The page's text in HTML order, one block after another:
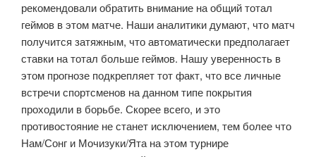
рекомендовали обратить внимание на общий тотал
геймов в этом матче. Наши аналитики думают, что матч
получится затяжным, что автоматически предполагает
ставки на тотал больше геймов. Нашу уверенность в
этом прогнозе подкрепляет тот факт, что все личные
встречи спортсменов на данном типе покрытия
проходили в борьбе. Скорее всего, и это
противостояние не станет исключением, тем более что
Нам/Сонг и Мочизуки/Ята на этом турнире